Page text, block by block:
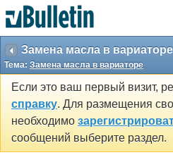
Замена масла в вариаторе
Тема: Замена масла в вариаторе
Если это ваш первый визит,
справку. Для размещения
необходимо
сообщений выберите раздел.
SEO by vBSEO